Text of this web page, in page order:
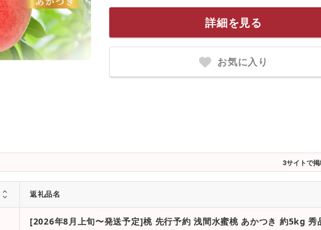
詳細を見る
お気に入り
3サイトで
返礼品名
[2026年8月上旬〜発送予定]桃 先行予約 浅間水蜜桃 あかつき 約5kg 秀